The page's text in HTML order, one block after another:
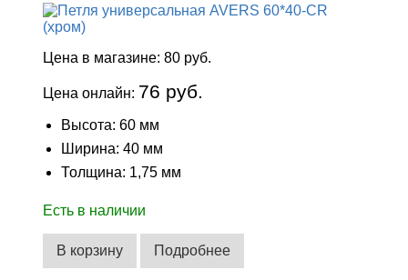
Цена в магазине:80 руб.
Цена онлайн: 76 руб.
Высота: 60 мм
Ширина: 40 мм
Толщина: 1,75 мм
Есть в наличии
В корзину Подробнее